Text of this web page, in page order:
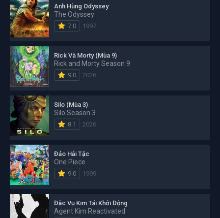
Anh Hùng Odyssey
The Odyssey
7.0 1997
Rick Và Morty (Mùa 9)
Rick and Morty Season 9
9.0 2026
Silo (Mùa 3)
Silo Season 3
8.1 2026
Đảo Hải Tặc
One Piece
9.0 1999
Đặc Vụ Kim Tái Khởi Động
Agent Kim Reactivated